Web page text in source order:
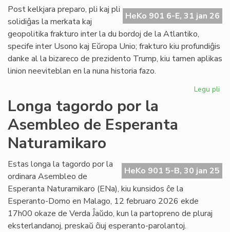
ĉe
HeKo 901 6-E, 31 jan 26
Post kelkjara preparo, pli kaj pli
solidiĝas la merkata kaj
geopolitika frakturo inter la du bordoj de la Atlantiko,
specife inter Usono kaj Eŭropa Unio; frakturo kiu profundiĝis
danke al la bizareco de prezidento Trump, kiu tamen aplikas
linion neeviteblan en la nuna historia fazo.
Legu pli
ĉe
Longa tagordo por la
Asembleo de Esperanta
Naturamikaro
HeKo 901 5-B, 30 jan 25
Estas longa la tagordo por la
ordinara Asembleo de
Esperanta Naturamikaro (ENa), kiu kunsidos ĉe la
Esperanto-Domo en Malago, 12 februaro 2026 ekde
17h00 okaze de Verda Ĵaŭdo, kun la partopreno de pluraj
eksterlandanoj, preskaŭ ĉiuj esperanto-parolantoj.